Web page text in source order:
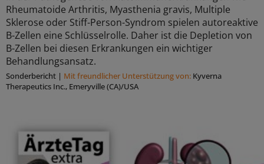
Rheumatoide Arthritis, Myasthenia gravis, Multiple
Sklerose oder Stiff-Person-Syndrom spielen autoreaktive
B-Zellen eine Schlüsselrolle. Daher ist die Depletion von
B-Zellen bei diesen Erkrankungen ein wichtiger
Behandlungsansatz.
Sonderbericht | Mit freundlicher Unterstützung von: Kyverna
Therapeutics Inc., Emeryville (CA)/USA